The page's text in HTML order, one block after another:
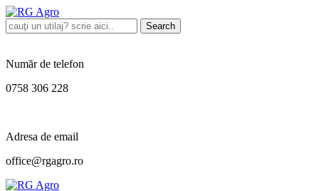
Search
Număr de telefon
0758 306 228
Adresa de email
office@rgagro.ro